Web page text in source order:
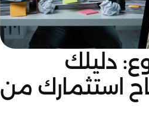
دليلك
استثمارك من